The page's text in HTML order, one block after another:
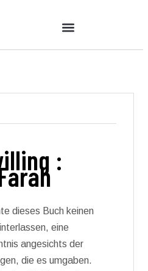
:
dieses Buch keinen
eine
angesichts der
die es umgaben.